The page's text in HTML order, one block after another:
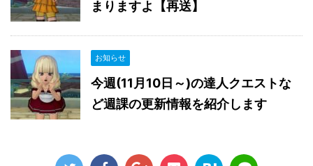
まりますよ【再送】
お知らせ
今週(11月10日～)の達人クエストな
ど週課の更新情報を紹介します